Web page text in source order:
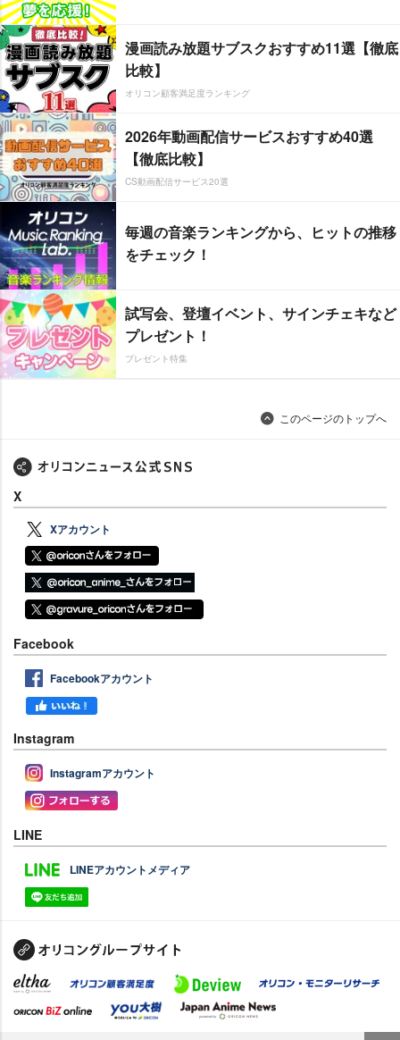
漫画読み放題サブスクおすすめ11選【徹底
比較】
オリコン顧客満足度ランキング
2026年動画配信サービスおすすめ40選
【徹底比較】
CS動画配信サービス20選
毎週の音楽ランキングから、ヒットの推移
をチェック！
試写会、登壇イベント、サインチェキなど
プレゼント！
プレゼント特集
このページのトップへ
X
Xアカウント
Facebook
Facebookアカウント
Instagram
Instagramアカウント
LINE
LINEアカウントメディア